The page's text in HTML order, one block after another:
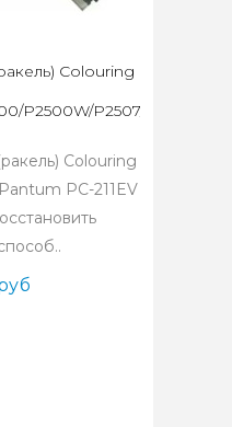
Colouring
P2500W/P2507/M6500/
Colouring
PC-211EV